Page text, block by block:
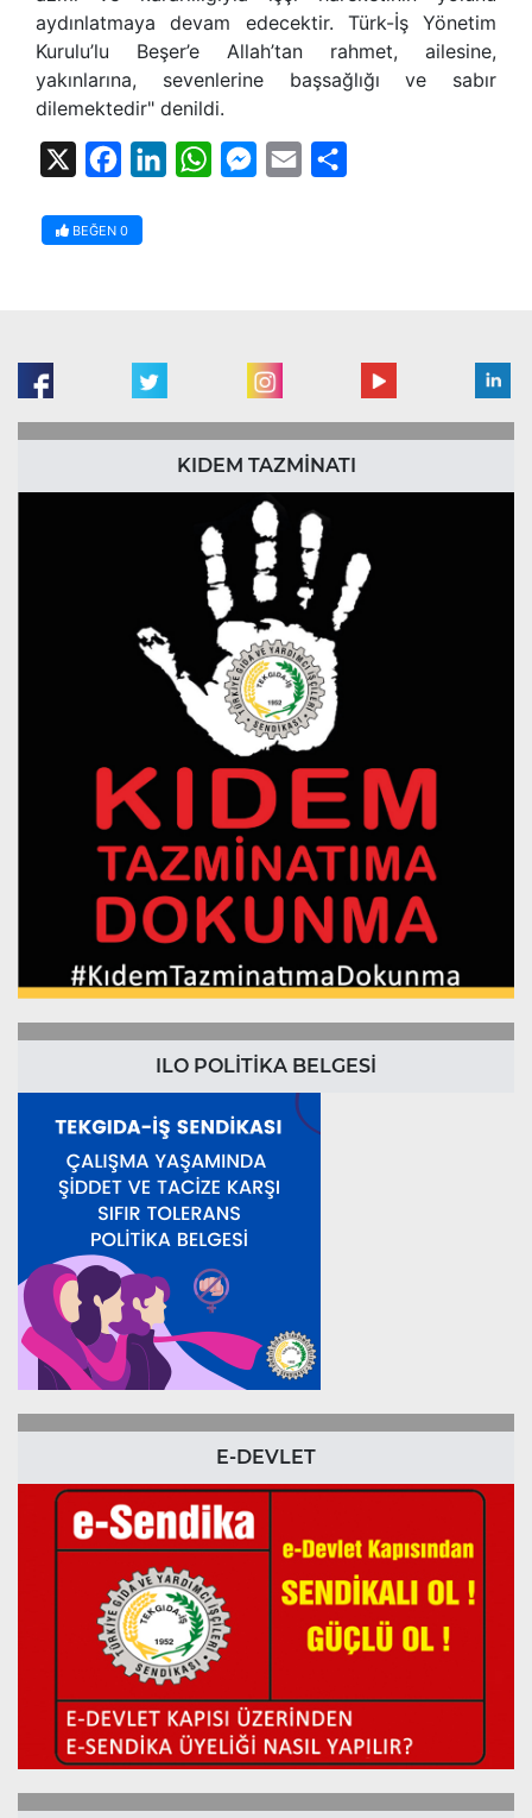
aydınlatmaya devam edecektir. Türk-İş Yönetim
Kurulu’lu Beşer’e Allah’tan rahmet, ailesine,
yakınlarına, sevenlerine başsağlığı ve sabır
dilemektedir" denildi.
FacebookLinkedInWhatsAppMessenger
Email
BEĞEN 0
KIDEM TAZMİNATI
ILO POLİTİKA BELGESİ
E-DEVLET